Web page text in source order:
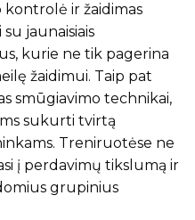
ir žaidimas
jaunaisiais
kurie ne tik pagerina
žaidimui. Taip pat
smūgiavimo technikai,
sukurti tvirtą
Treniruotėse ne
į perdavimų tikslumą ir
grupinius